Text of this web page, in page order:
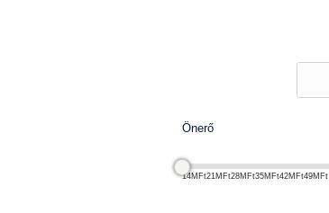
Önerő
14MFt21MFt28MFt35MFt42MFt49MFt